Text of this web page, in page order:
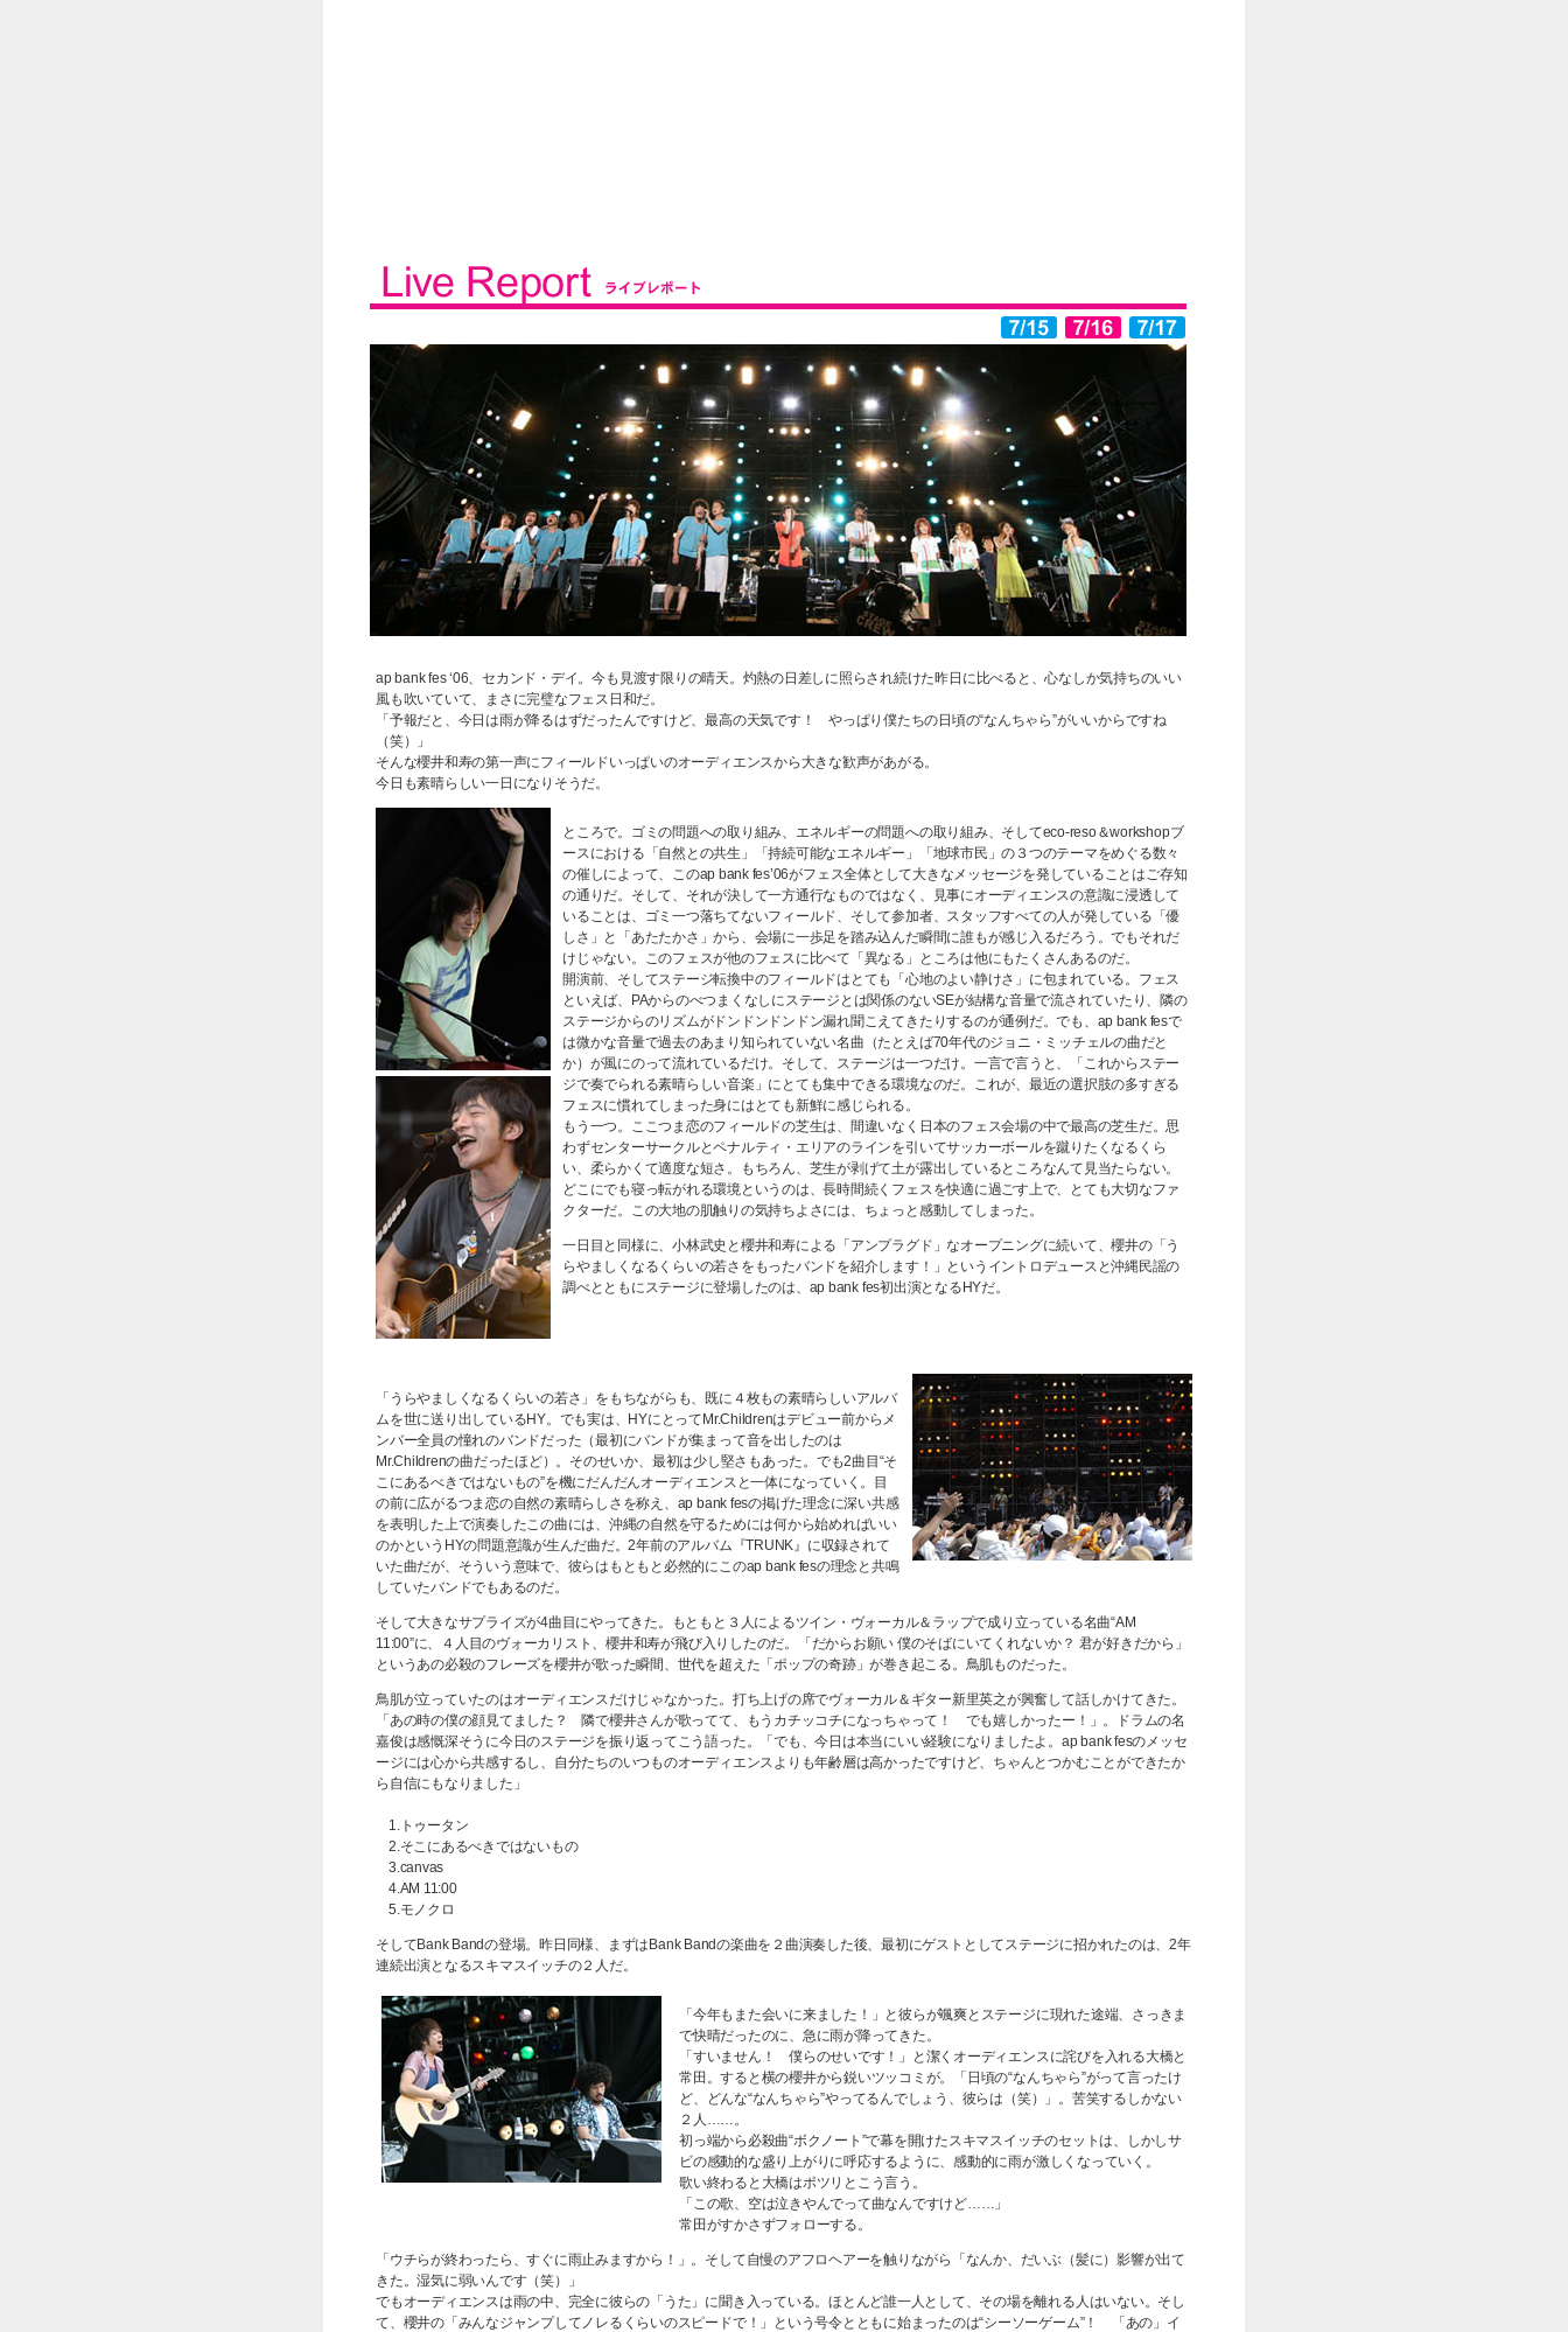
ap bank fes ‘06、セカンド・デイ。今も見渡す限りの晴天。灼熱の日差しに照らされ続けた昨日に比べると、心なしか気持ちのいい
風も吹いていて、まさに完璧なフェス日和だ。
「予報だと、今日は雨が降るはずだったんですけど、最高の天気です！ やっぱり僕たちの日頃の“なんちゃら”がいいからですね
（笑）」
そんな櫻井和寿の第一声にフィールドいっぱいのオーディエンスから大きな歓声があがる。
今日も素晴らしい一日になりそうだ。
ところで。ゴミの問題への取り組み、エネルギーの問題への取り組み、そしてeco-reso＆workshopブ
ースにおける「自然との共生」「持続可能なエネルギー」「地球市民」の３つのテーマをめぐる数々
の催しによって、このap bank fes’06がフェス全体として大きなメッセージを発していることはご存知
の通りだ。そして、それが決して一方通行なものではなく、見事にオーディエンスの意識に浸透して
いることは、ゴミ一つ落ちてないフィールド、そして参加者、スタッフすべての人が発している「優
しさ」と「あたたかさ」から、会場に一歩足を踏み込んだ瞬間に誰もが感じ入るだろう。でもそれだ
けじゃない。このフェスが他のフェスに比べて「異なる」ところは他にもたくさんあるのだ。
開演前、そしてステージ転換中のフィールドはとても「心地のよい静けさ」に包まれている。フェス
といえば、PAからのべつまくなしにステージとは関係のないSEが結構な音量で流されていたり、隣の
ステージからのリズムがドンドンドンドン漏れ聞こえてきたりするのが通例だ。でも、ap bank fesで
は微かな音量で過去のあまり知られていない名曲（たとえば70年代のジョニ・ミッチェルの曲だと
か）が風にのって流れているだけ。そして、ステージは一つだけ。一言で言うと、「これからステー
ジで奏でられる素晴らしい音楽」にとても集中できる環境なのだ。これが、最近の選択肢の多すぎる
フェスに慣れてしまった身にはとても新鮮に感じられる。
もう一つ。ここつま恋のフィールドの芝生は、間違いなく日本のフェス会場の中で最高の芝生だ。思
わずセンターサークルとペナルティ・エリアのラインを引いてサッカーボールを蹴りたくなるくら
い、柔らかくて適度な短さ。もちろん、芝生が剥げて土が露出しているところなんて見当たらない。
どこにでも寝っ転がれる環境というのは、長時間続くフェスを快適に過ごす上で、とても大切なファ
クターだ。この大地の肌触りの気持ちよさには、ちょっと感動してしまった。
一日目と同様に、小林武史と櫻井和寿による「アンプラグド」なオープニングに続いて、櫻井の「う
らやましくなるくらいの若さをもったバンドを紹介します！」というイントロデュースと沖縄民謡の
調べとともにステージに登場したのは、ap bank fes初出演となるHYだ。
「うらやましくなるくらいの若さ」をもちながらも、既に４枚もの素晴らしいアルバ
ムを世に送り出しているHY。でも実は、HYにとってMr.Childrenはデビュー前からメ
ンバー全員の憧れのバンドだった（最初にバンドが集まって音を出したのは
Mr.Childrenの曲だったほど）。そのせいか、最初は少し堅さもあった。でも2曲目“そ
こにあるべきではないもの”を機にだんだんオーディエンスと一体になっていく。目
の前に広がるつま恋の自然の素晴らしさを称え、ap bank fesの掲げた理念に深い共感
を表明した上で演奏したこの曲には、沖縄の自然を守るためには何から始めればいい
のかというHYの問題意識が生んだ曲だ。2年前のアルバム『TRUNK』に収録されて
いた曲だが、そういう意味で、彼らはもともと必然的にこのap bank fesの理念と共鳴
していたバンドでもあるのだ。
そして大きなサプライズが4曲目にやってきた。もともと３人によるツイン・ヴォーカル＆ラップで成り立っている名曲“AM
11:00”に、４人目のヴォーカリスト、櫻井和寿が飛び入りしたのだ。「だからお願い 僕のそばにいてくれないか？ 君が好きだから」
というあの必殺のフレーズを櫻井が歌った瞬間、世代を超えた「ポップの奇跡」が巻き起こる。鳥肌ものだった。
鳥肌が立っていたのはオーディエンスだけじゃなかった。打ち上げの席でヴォーカル＆ギター新里英之が興奮して話しかけてきた。
「あの時の僕の顔見てました？ 隣で櫻井さんが歌ってて、もうカチッコチになっちゃって！ でも嬉しかったー！」。ドラムの名
嘉俊は感慨深そうに今日のステージを振り返ってこう語った。「でも、今日は本当にいい経験になりましたよ。ap bank fesのメッセ
ージには心から共感するし、自分たちのいつものオーディエンスよりも年齢層は高かったですけど、ちゃんとつかむことができたか
ら自信にもなりました」
1.トゥータン
2.そこにあるべきではないもの
3.canvas
4.AM 11:00
5.モノクロ
そしてBank Bandの登場。昨日同様、まずはBank Bandの楽曲を２曲演奏した後、最初にゲストとしてステージに招かれたのは、2年
連続出演となるスキマスイッチの２人だ。
「今年もまた会いに来ました！」と彼らが颯爽とステージに現れた途端、さっきま
で快晴だったのに、急に雨が降ってきた。
「すいません！ 僕らのせいです！」と潔くオーディエンスに詫びを入れる大橋と
常田。すると横の櫻井から鋭いツッコミが。「日頃の“なんちゃら”がって言ったけ
ど、どんな“なんちゃら”やってるんでしょう、彼らは（笑）」。苦笑するしかない
２人……。
初っ端から必殺曲“ボクノート”で幕を開けたスキマスイッチのセットは、しかしサ
ビの感動的な盛り上がりに呼応するように、感動的に雨が激しくなっていく。
歌い終わると大橋はポツリとこう言う。
「この歌、空は泣きやんでって曲なんですけど……」
常田がすかさずフォローする。
「ウチらが終わったら、すぐに雨止みますから！」。そして自慢のアフロヘアーを触りながら「なんか、だいぶ（髪に）影響が出て
きた。湿気に弱いんです（笑）」
でもオーディエンスは雨の中、完全に彼らの「うた」に聞き入っている。ほとんど誰一人として、その場を離れる人はいない。そし
て、櫻井の「みんなジャンプしてノレるくらいのスピードで！」という号令とともに始まったのは“シーソーゲーム”！ 「あの」イ